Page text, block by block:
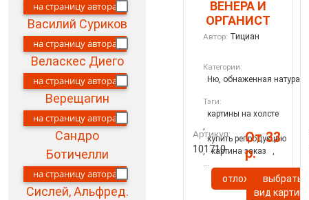
на страницу автора
Василий Суриков
на страницу автора
Веласкес Диего
на страницу автора
Верещагин
на страницу автора
Сандро
Ботичелли
на страницу автора
Сислей, Альфред.
ВЕНЕРА И
ОРГАНИСТ
Автор: Тициан
Категории:
Ню, обнаженная натура
Тэги:
картины на холсте
,
купить репродукцию
, картина заказ
,
...
Артикул:
101710
От 33
р.
отложитьвыбрать
вид картины